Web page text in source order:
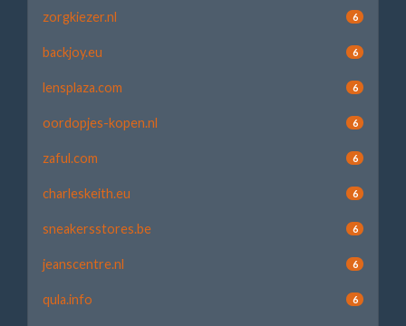
zorgkiezer.nl 6
backjoy.eu 6
lensplaza.com 6
oordopjes-kopen.nl 6
zaful.com 6
charleskeith.eu 6
sneakersstores.be 6
jeanscentre.nl 6
qula.info 6